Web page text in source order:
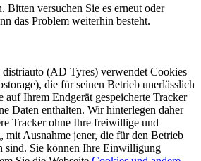
Bitten versuchen Sie es erneut oder
das Problem weiterhin besteht.
(AD Tyres) verwendet Cookies
die für seinen Betrieb unerlässlich
auf Ihrem Endgerät gespeicherte Tracker
Daten enthalten. Wir hinterlegen daher
Tracker ohne Ihre freiwillige und
Ausnahme jener, die für den Betrieb
sind. Sie können Ihre Einwilligung